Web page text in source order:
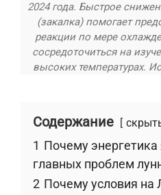
2024 года. Быстрое
(закалка) помогает
реакции по мере
сосредоточиться на
высоких температурах.
Содержание
1 Почему энергетика
главных проблем
2 Почему условия на